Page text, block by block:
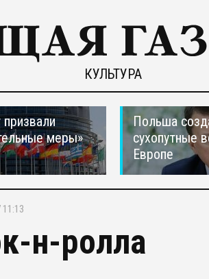
КУЛЬТУРА
меры»
Польша
сухопутные
Европе
11:13
н-ролла